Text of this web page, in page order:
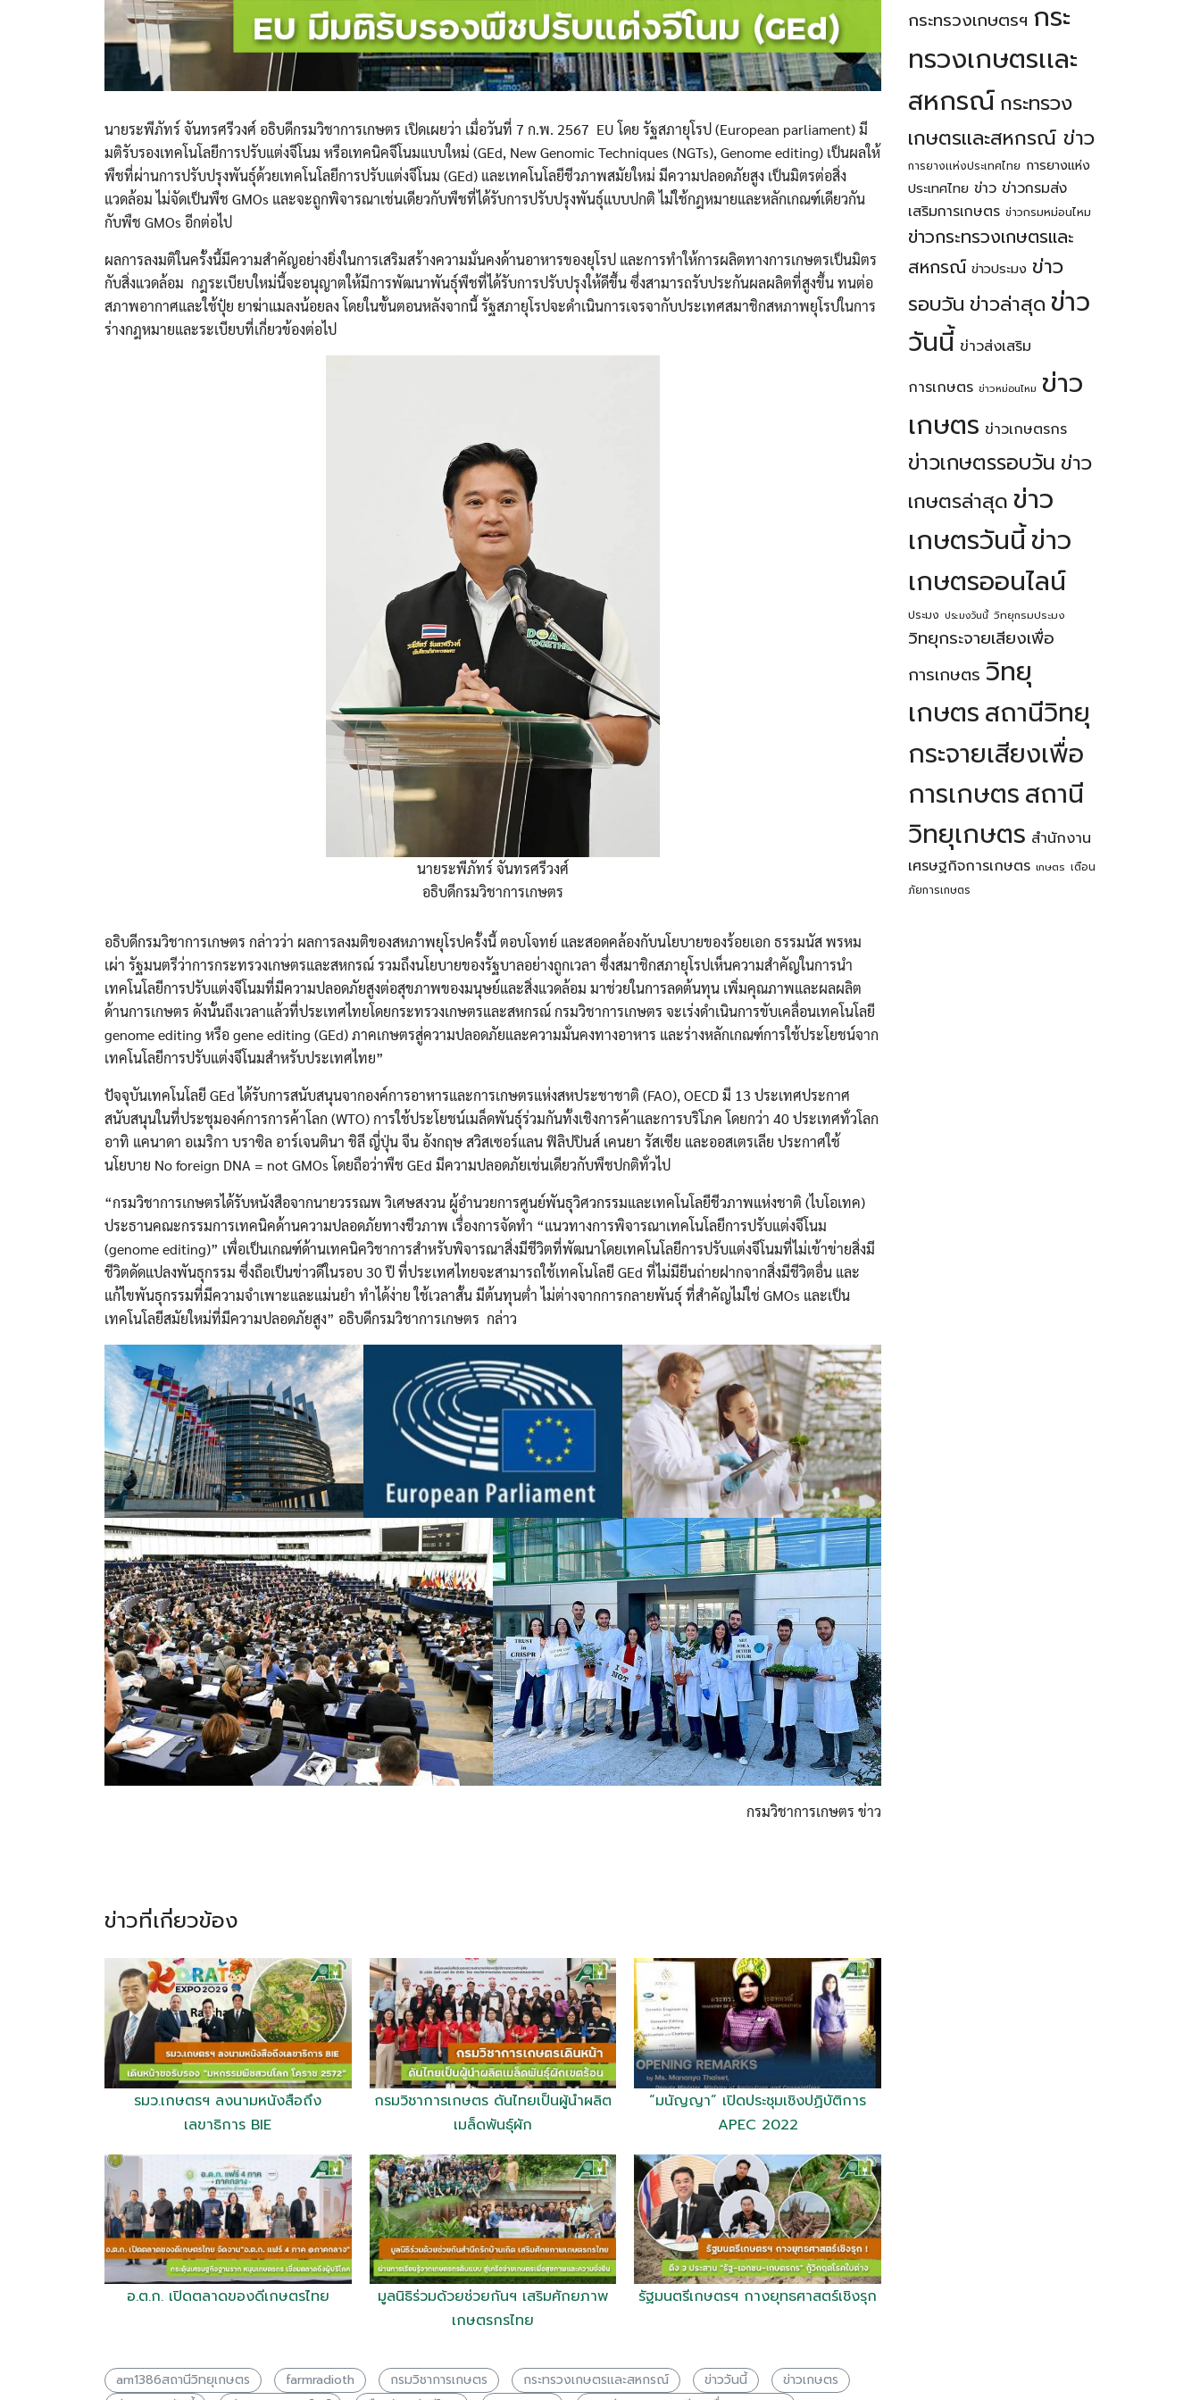
Search
for:
Search
นายระพีภัทร์ จันทรศรีวงศ์ อธิบดีกรมวิชาการเกษตร เปิดเผยว่า เมื่อวันที่ 7 ก.พ. 2567 EU โดย รัฐสภายุโรป (European parliament) มี
มติรับรองเทคโนโลยีการปรับแต่งจีโนม หรือเทคนิคจีโนมแบบใหม่ (GEd, New Genomic Techniques (NGTs), Genome editing) เป็นผลให้
พืชที่ผ่านการปรับปรุงพันธุ์ด้วยเทคโนโลยีการปรับแต่งจีโนม (GEd) และเทคโนโลยีชีวภาพสมัยใหม่ มีความปลอดภัยสูง เป็นมิตรต่อสิ่ง
แวดล้อม ไม่จัดเป็นพืช GMOs และจะถูกพิจารณาเช่นเดียวกับพืชที่ได้รับการปรับปรุงพันธุ์แบบปกติ ไม่ใช้กฎหมายและหลักเกณฑ์เดียวกัน
กับพืช GMOs อีกต่อไป
ผลการลงมติในครั้งนี้มีความสำคัญอย่างยิ่งในการเสริมสร้างความมั่นคงด้านอาหารของยุโรป และการทำให้การผลิตทางการเกษตรเป็นมิตร
กับสิ่งแวดล้อม กฎระเบียบใหม่นี้จะอนุญาตให้มีการพัฒนาพันธุ์พืชที่ได้รับการปรับปรุงให้ดีขึ้น ซึ่งสามารถรับประกันผลผลิตที่สูงขึ้น ทนต่อ
สภาพอากาศและใช้ปุ๋ย ยาฆ่าแมลงน้อยลง โดยในขั้นตอนหลังจากนี้ รัฐสภายุโรปจะดำเนินการเจรจากับประเทศสมาชิกสหภาพยุโรปในการ
ร่างกฎหมายและระเบียบที่เกี่ยวข้องต่อไป
นายระพีภัทร์ จันทรศรีวงศ์
อธิบดีกรมวิชาการเกษตร
อธิบดีกรมวิชาการเกษตร กล่าวว่า ผลการลงมติของสหภาพยุโรปครั้งนี้ ตอบโจทย์ และสอดคล้องกับนโยบายของร้อยเอก ธรรมนัส พรหม
เผ่า รัฐมนตรีว่าการกระทรวงเกษตรและสหกรณ์ รวมถึงนโยบายของรัฐบาลอย่างถูกเวลา ซึ่งสมาชิกสภายุโรปเห็นความสำคัญในการนำ
เทคโนโลยีการปรับแต่งจีโนมที่มีความปลอดภัยสูงต่อสุขภาพของมนุษย์และสิ่งแวดล้อม มาช่วยในการลดต้นทุน เพิ่มคุณภาพและผลผลิต
ด้านการเกษตร ดังนั้นถึงเวลาแล้วที่ประเทศไทยโดยกระทรวงเกษตรและสหกรณ์ กรมวิชาการเกษตร จะเร่งดำเนินการขับเคลื่อนเทคโนโลยี
genome editing หรือ gene editing (GEd) ภาคเกษตรสู่ความปลอดภัยและความมั่นคงทางอาหาร และร่างหลักเกณฑ์การใช้ประโยชน์จาก
เทคโนโลยีการปรับแต่งจีโนมสำหรับประเทศไทย”
ปัจจุบันเทคโนโลยี GEd ได้รับการสนับสนุนจากองค์การอาหารและการเกษตรแห่งสหประชาชาติ (FAO), OECD มี 13 ประเทศประกาศ
สนับสนุนในที่ประชุมองค์การการค้าโลก (WTO) การใช้ประโยชน์เมล็ดพันธุ์ร่วมกันทั้งเชิงการค้าและการบริโภค โดยกว่า 40 ประเทศทั่วโลก
อาทิ แคนาดา อเมริกา บราซิล อาร์เจนตินา ชิลี ญี่ปุ่น จีน อังกฤษ สวิสเซอร์แลน ฟิลิปปินส์ เคนยา รัสเซีย และออสเตรเลีย ประกาศใช้
นโยบาย No foreign DNA = not GMOs โดยถือว่าพืช GEd มีความปลอดภัยเช่นเดียวกับพืชปกติทั่วไป
“กรมวิชาการเกษตรได้รับหนังสือจากนายวรรณพ วิเศษสงวน ผู้อำนวยการศูนย์พันธุวิศวกรรมและเทคโนโลยีชีวภาพแห่งชาติ (ไบโอเทค)
ประธานคณะกรรมการเทคนิคด้านความปลอดภัยทางชีวภาพ เรื่องการจัดทำ “แนวทางการพิจารณาเทคโนโลยีการปรับแต่งจีโนม
(genome editing)” เพื่อเป็นเกณฑ์ด้านเทคนิควิชาการสำหรับพิจารณาสิ่งมีชีวิตที่พัฒนาโดยเทคโนโลยีการปรับแต่งจีโนมที่ไม่เข้าข่ายสิ่งมี
ชีวิตดัดแปลงพันธุกรรม ซึ่งถือเป็นข่าวดีในรอบ 30 ปี ที่ประเทศไทยจะสามารถใช้เทคโนโลยี GEd ที่ไม่มียีนถ่ายฝากจากสิ่งมีชีวิตอื่น และ
แก้ไขพันธุกรรมที่มีความจำเพาะและแม่นยำ ทำได้ง่าย ใช้เวลาสั้น มีต้นทุนต่ำ ไม่ต่างจากการกลายพันธุ์ ที่สำคัญไม่ใช่ GMOs และเป็น
เทคโนโลยีสมัยใหม่ที่มีความปลอดภัยสูง” อธิบดีกรมวิชาการเกษตร กล่าว
กรมวิชาการเกษตร ข่าว
ข่าวที่เกี่ยวข้อง
รมว.เกษตรฯ ลงนามหนังสือถึง
เลขาธิการ BIE
กรมวิชาการเกษตร ดันไทยเป็นผู้นำผลิต
เมล็ดพันธุ์ผัก
“มนัญญา” เปิดประชุมเชิงปฏิบัติการ
APEC 2022
อ.ต.ก. เปิดตลาดของดีเกษตรไทย
มูลนิธิร่วมด้วยช่วยกันฯ เสริมศักยภาพ
เกษตรกรไทย
รัฐมนตรีเกษตรฯ กางยุทธศาสตร์เชิงรุก
am1386สถานีวิทยุเกษตร farmradioth กรมวิชาการเกษตร กระทรวงเกษตรเเละสหกรณ์ ข่าววันนี้
ข่าวเกษตร
กระทรวงเกษตรฯ กระ
ทรวงเกษตรเเละ
สหกรณ์ กระทรวง
เกษตรเเละสหกรณ์ ข่าว
การยางเเห่งประเทศไทย การยางแห่ง
ประเทศไทย ข่าว ข่าวกรมส่ง
เสริมการเกษตร ข่าวกรมหม่อนไหม
ข่าวกระทรวงเกษตรเเละ
สหกรณ์ ข่าวประมง ข่าว
รอบวัน ข่าวล่าสุด ข่าว
วันนี้ ข่าวส่งเสริม
การเกษตร ข่าวหม่อนไหม ข่าว
เกษตร ข่าวเกษตรกร
ข่าวเกษตรรอบวัน ข่าว
เกษตรล่าสุด ข่าว
เกษตรวันนี้ ข่าว
เกษตรออนไลน์
ประมง ประมงวันนี้ วิทยุกรมประมง
วิทยุกระจายเสียงเพื่อ
การเกษตร วิทยุ
เกษตรสถานีวิทยุ
กระจายเสียงเพื่อ
การเกษตรสถานี
วิทยุเกษตร สำนักงาน
เศรษฐกิจการเกษตร เกษตร เตือน
ภัยการเกษตร